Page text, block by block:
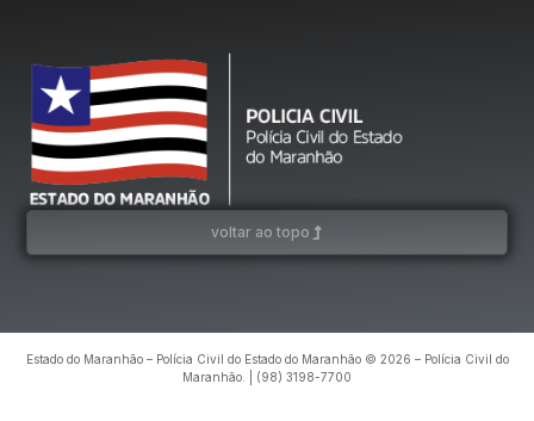
voltar ao topo
Estado do Maranhão – Polícia Civil do Estado do Maranhão © 2026 – Polícia Civil do
Maranhão. | (98) 3198-7700